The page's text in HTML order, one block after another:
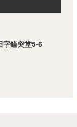
鐘突堂5-6